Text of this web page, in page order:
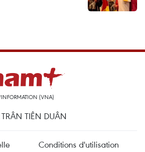
(VNA)
TIÊN DUÂN
Conditions d'utilisation